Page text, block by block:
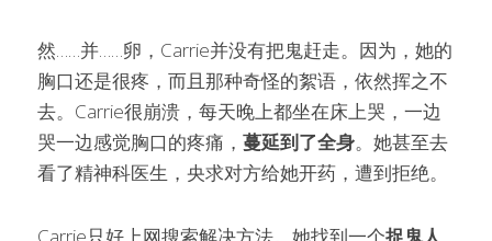
然……并……卵，Carrie并没有把鬼赶走。因为，她的
胸口还是很疼，而且那种奇怪的絮语，依然挥之不
去。Carrie很崩溃，每天晚上都坐在床上哭，一边
哭一边感觉胸口的疼痛， 蔓延到了全身。她甚至去
看了精神科医生，央求对方给她开药，遭到拒绝。